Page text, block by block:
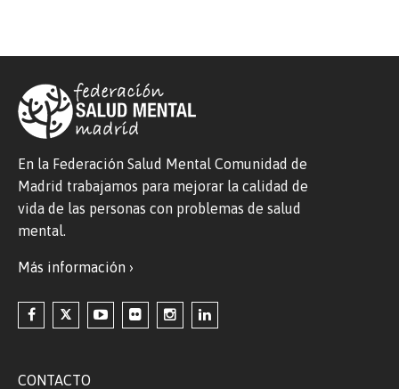
En la Federación Salud Mental Comunidad de
Madrid trabajamos para mejorar la calidad de
vida de las personas con problemas de salud
mental.
Más información ›
CONTACTO